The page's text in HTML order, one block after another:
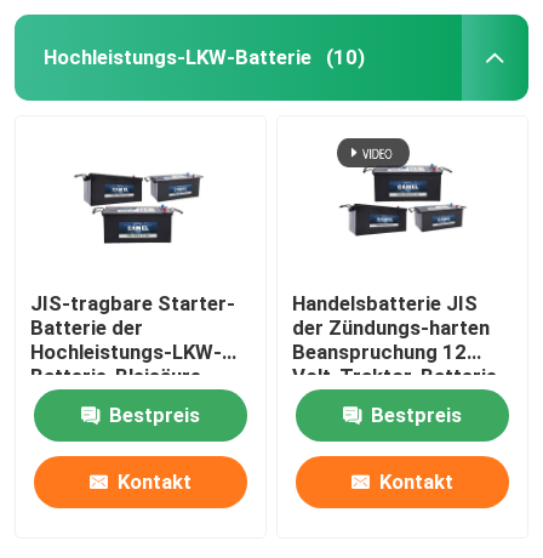
Hochleistungs-LKW-Batterie (10)
JIS-tragbare Starter-
Batterie der
Hochleistungs-LKW-
Batterie-Bleisäure-
industriellen Fahrzeug-
12V
Bestpreis
Kontakt
Handelsbatterie JIS
der Zündungs-harten
Beanspruchung 12
Volt-Traktor-Batterie
Bestpreis
Kontakt